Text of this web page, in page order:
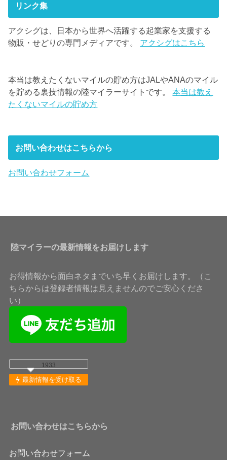
リンク集
アクシグは、日本から世界へ活躍する起業家を支援する
物販・せどりの専門メディアです。 アクシグはこちら
本当は教えたくないマイルの貯め方はJALやANAのマイル
を貯める裏技情報の陸マイラーサイトです。本当は教え
たくないマイルの貯め方
お問い合わせはこちらから
お問い合わせフォーム
陸マイラーの最新情報をお届けします
お得情報から面白ネタまでいち早くお届けします。（こ
ちらからは登録者情報は見えませんのでご安心くださ
い）
1933
最新情報を受け取る
お問い合わせはこちらから
お問い合わせフォーム